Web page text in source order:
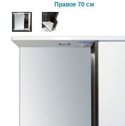
Правое 70 см